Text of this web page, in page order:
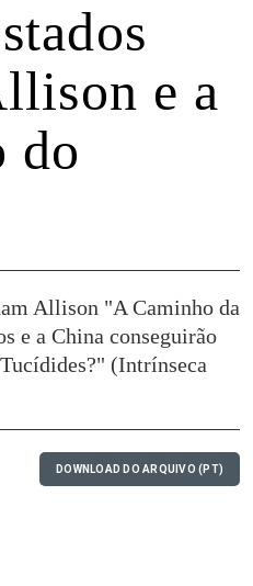
e a
do
Allison "A Caminho da
e a China conseguirão
(Intrínseca
DOWNLOAD DO ARQUIVO (PT)